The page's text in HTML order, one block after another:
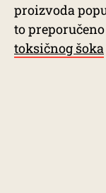
proizvoda
to
toksičnog šoka